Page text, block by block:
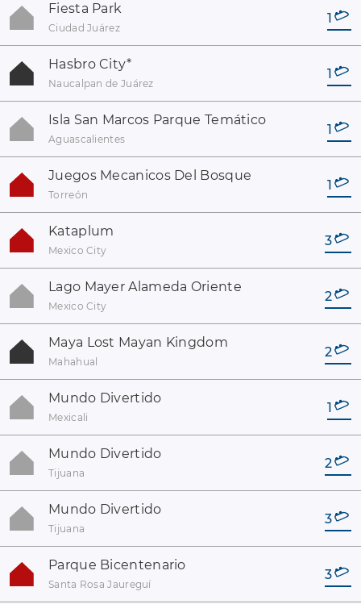
Fiesta Park
Ciudad Juárez
1
Hasbro City*
Naucalpan de Juárez
1
Isla San Marcos Parque Temático
Aguascalientes
1
Juegos Mecanicos Del Bosque
Torreón
1
Kataplum
Mexico City
3
Lago Mayer Alameda Oriente
Mexico City
2
Maya Lost Mayan Kingdom
Mahahual
2
Mundo Divertido
Mexicali
1
Mundo Divertido
Tijuana
2
Mundo Divertido
Tijuana
3
Parque Bicentenario
Santa Rosa Jaureguí
3